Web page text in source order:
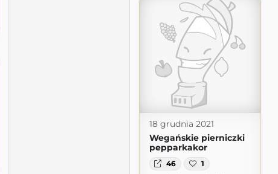
18 grudnia 2021
Wegańskie pierniczki
pepparkakor
46 1